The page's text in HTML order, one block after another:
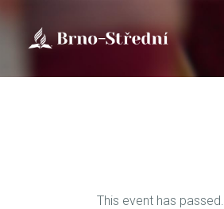
This event has passed.